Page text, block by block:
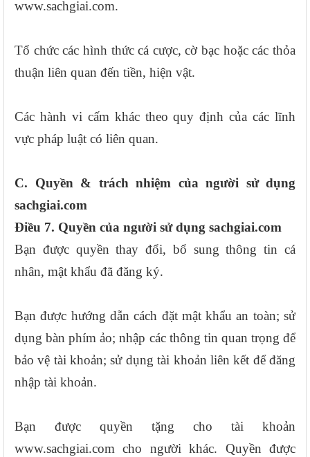
www.sachgiai.com.
Tổ chức các hình thức cá cược, cờ bạc hoặc các thỏa
thuận liên quan đến tiền, hiện vật.
Các hành vi cấm khác theo quy định của các lĩnh
vực pháp luật có liên quan.
C. Quyền & trách nhiệm của người sử dụng
sachgiai.com
Điều 7. Quyền của người sử dụng sachgiai.com
Bạn được quyền thay đổi, bổ sung thông tin cá
nhân, mật khẩu đã đăng ký.
Bạn được hướng dẫn cách đặt mật khẩu an toàn; sử
dụng bàn phím ảo; nhập các thông tin quan trọng để
bảo vệ tài khoản; sử dụng tài khoản liên kết để đăng
nhập tài khoản.
Bạn được quyền tặng cho tài khoản
www.sachgiai.com cho người khác. Quyền được